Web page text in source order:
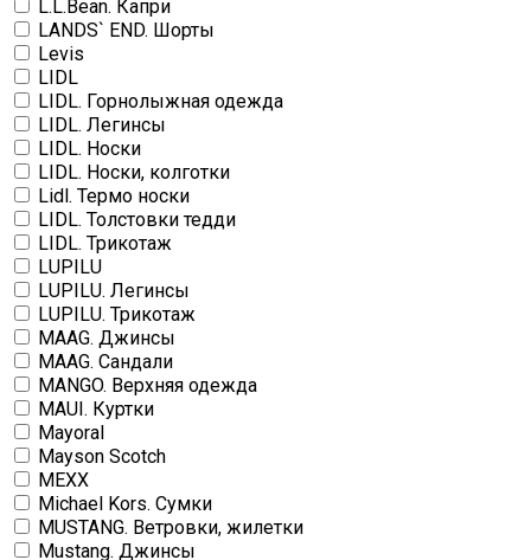
L.L.Bean. Капри
LANDS` END. Шорты
Levis
LIDL
LIDL. Горнолыжная одежда
LIDL. Легинсы
LIDL. Носки
LIDL. Носки, колготки
Lidl. Термо носки
LIDL. Толстовки тедди
LIDL. Трикотаж
LUPILU
LUPILU. Легинсы
LUPILU. Трикотаж
MAAG. Джинсы
MAAG. Сандали
MANGO. Верхняя одежда
MAUI. Куртки
Mayoral
Mayson Scotch
MEXX
Michael Kors. Сумки
MUSTANG. Ветровки, жилетки
Mustang. Джинсы